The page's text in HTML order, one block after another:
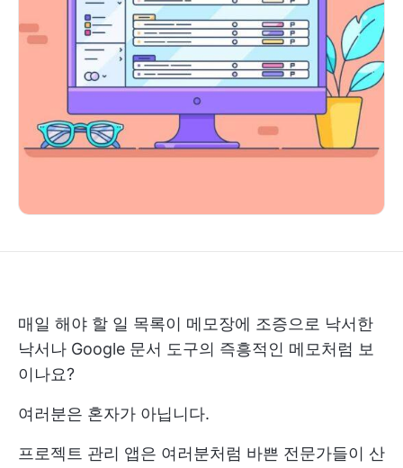
매일 해야 할 일 목록이 메모장에 조증으로 낙서한
낙서나 Google 문서 도구의 즉흥적인 메모처럼 보
이나요?
여러분은 혼자가 아닙니다.
프로젝트 관리 앱은 여러분처럼 바쁜 전문가들이 산